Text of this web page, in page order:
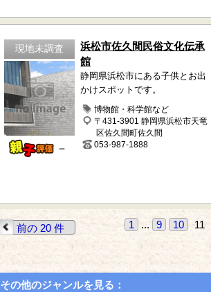
現地未調査
－
浜松市佐久間民俗文化伝承
館
静岡県浜松市にある子供とお出
かけスポットです。
博物館・科学館など
〒431-3901 静岡県浜松市天竜
区佐久間町佐久間
053-987-1888
前の 20 件 1 ... 9 10 11
その他のジャンルを見る：